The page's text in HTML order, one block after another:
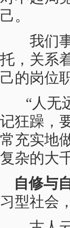
己。
我们
托，关系
己的岗位
“人无
记狂躁，
常充实地
复杂的大
自修与
习型社会